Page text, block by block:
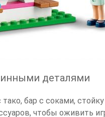
деталями
бар с соками,
чтобы оживить